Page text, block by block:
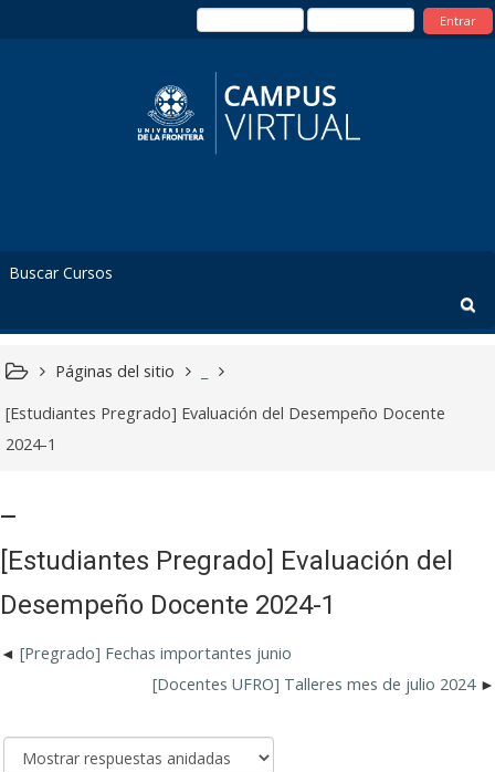
Entrar
Páginas del sitio
[Estudiantes Pregrado] Evaluación del Desempeño Docente
2024-1
[Estudiantes Pregrado] Evaluación del
Desempeño Docente 2024-1
[Pregrado] Fechas importantes junio
[Docentes UFRO] Talleres mes de julio 2024